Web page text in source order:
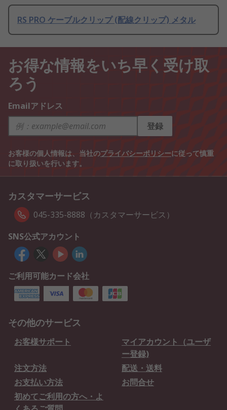
RS PRO ケーブルクリップ (配線クリップ) メタル
お得な情報をいち早く受け取
ろう
Emailアドレス
登録
お客様の個人情報は、当社のプライバシーポリシーに従って慎重
に取り扱いを行います。
カスタマーサービス
045-335-8888（カスタマーサービス）
SNS公式アカウント
ご利用可能カード会社
その他のサービス
お客様サポート
マイアカウント（ユーザ
ー登録)
注文方法
配送・送料
お支払い方法
お問合せ
初めてご利用の方へ・よ